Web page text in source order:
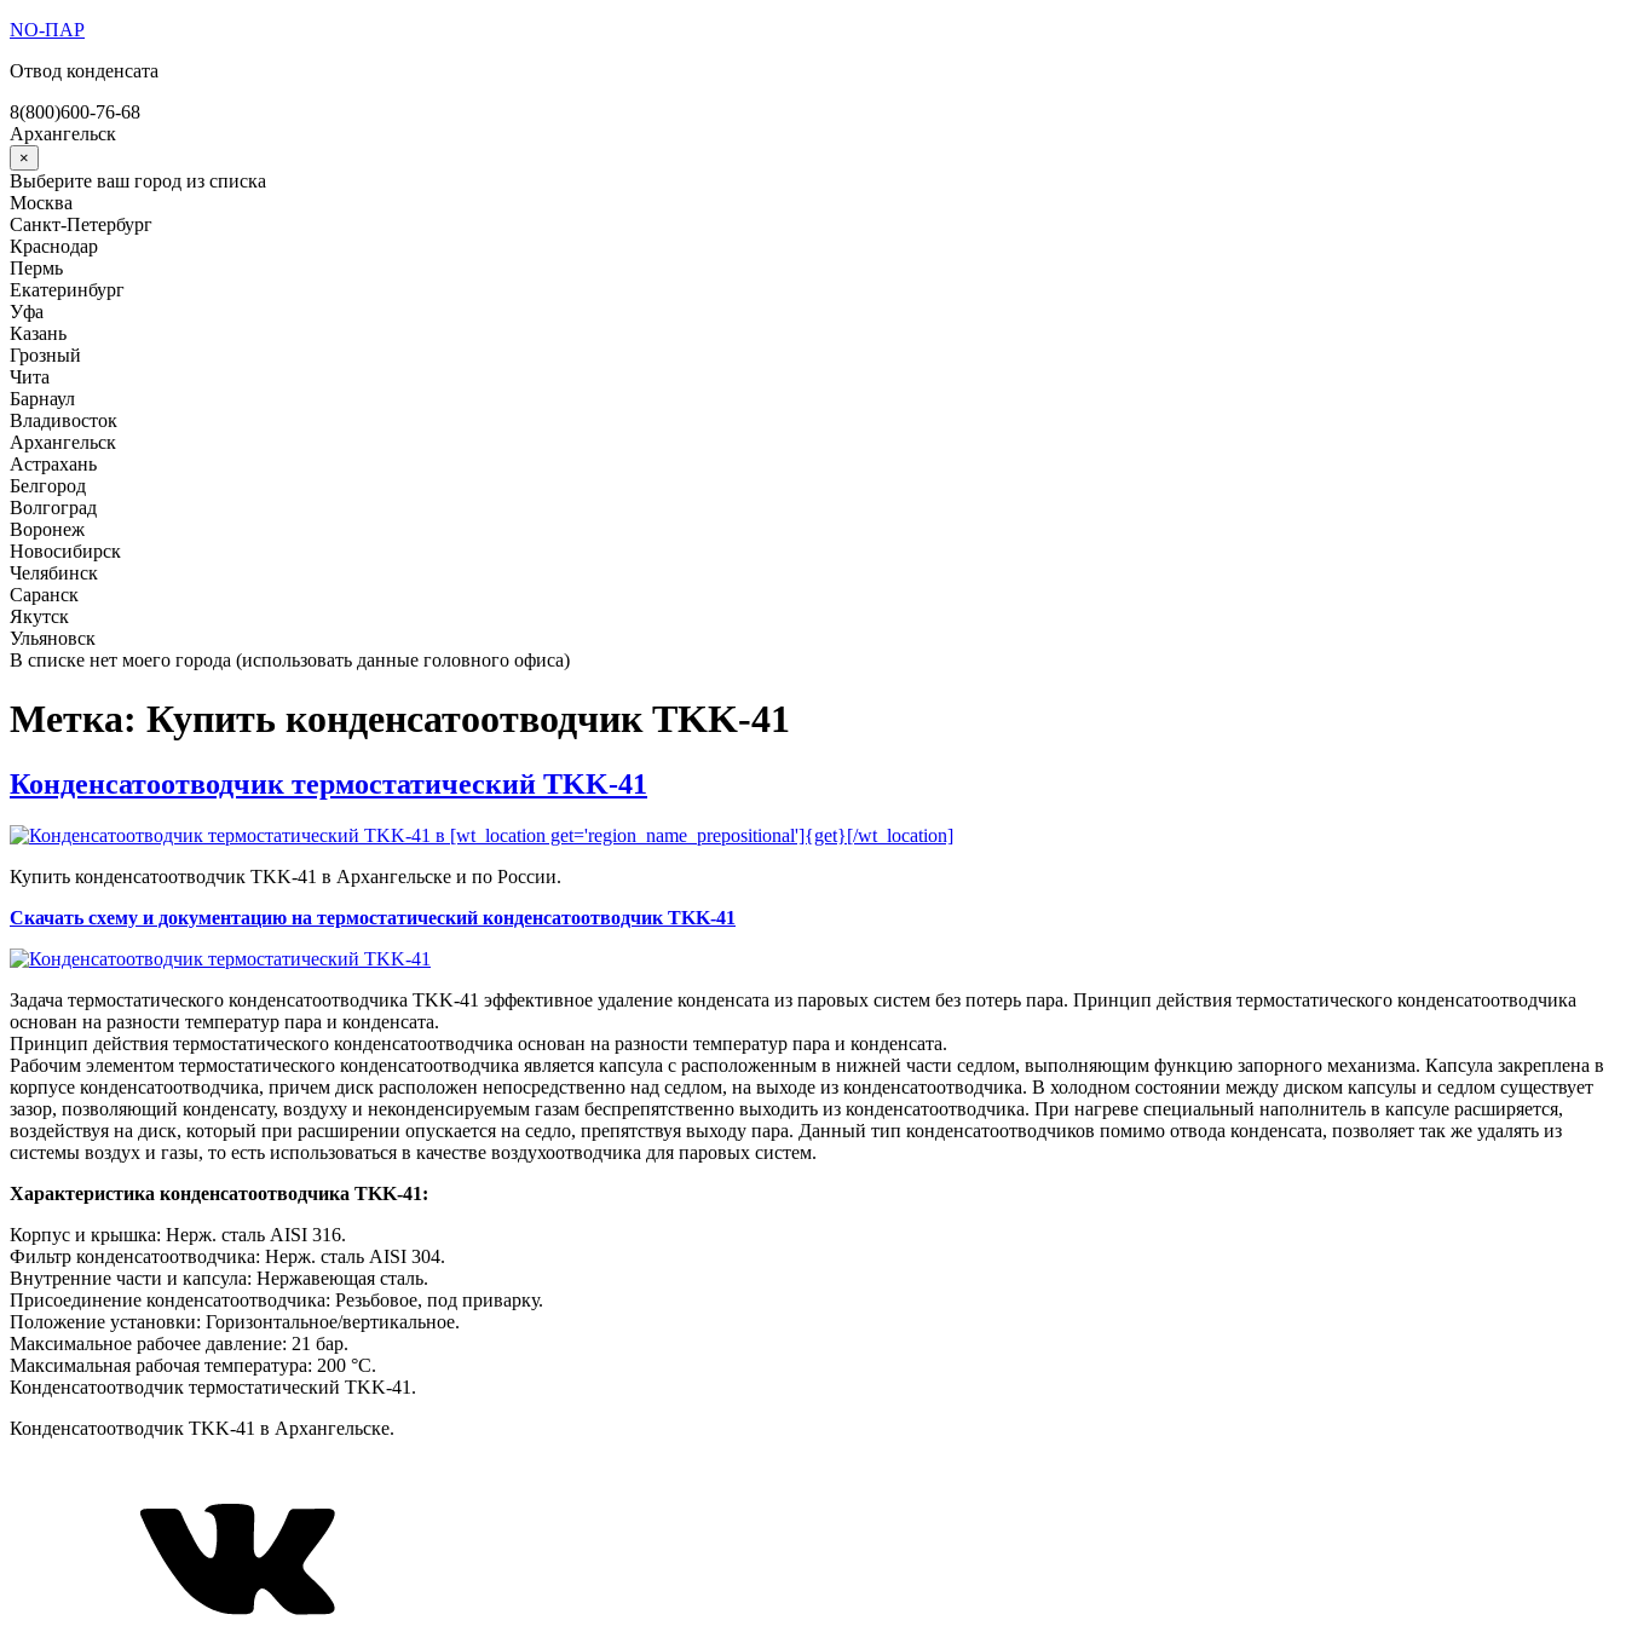
Перейти
содержимому
NO-ПАР
Отвод конденсата
8(800)600-76-68
Архангельск
×
Выберите ваш город из списка
Москва
Санкт-Петербург
Краснодар
Пермь
Екатеринбург
Уфа
Казань
Грозный
Чита
Барнаул
Владивосток
Архангельск
Астрахань
Белгород
Волгоград
Воронеж
Новосибирск
Челябинск
Саранск
Якутск
Ульяновск
В списке нет моего города (использовать данные головного офиса)
Метка: Купить конденсатоотводчик TKK-41
Опубликовано
Конденсатоотводчик термостатический TKK-41
Купить конденсатоотводчик TKK-41 в Архангельске и по России.
Скачать схему и документацию на термостатический конденсатоотводчик TKK-41
Задача термостатического конденсатоотводчика TKK-41 эффективное удаление конденсата из паровых систем без потерь пара. Принцип действия термостатического конденсатоотводчика
основан на разности температур пара и конденсата.
Принцип действия термостатического конденсатоотводчика основан на разности температур пара и конденсата.
Рабочим элементом термостатического конденсатоотводчика является капсула с расположенным в нижней части седлом, выполняющим функцию запорного механизма. Капсула закреплена в
корпусе конденсатоотводчика, причем диск расположен непосредственно над седлом, на выходе из конденсатоотводчика. В холодном состоянии между диском капсулы и седлом существует
зазор, позволяющий конденсату, воздуху и неконденсируемым газам беспрепятственно выходить из конденсатоотводчика. При нагреве специальный наполнитель в капсуле расширяется,
воздействуя на диск, который при расширении опускается на седло, препятствуя выходу пара. Данный тип конденсатоотводчиков помимо отвода конденсата, позволяет так же удалять из
системы воздух и газы, то есть использоваться в качестве воздухоотводчика для паровых систем.
Характеристика конденсатоотводчика TKK-41:
Корпус и крышка: Нерж. сталь AISI 316.
Фильтр конденсатоотводчика: Нерж. сталь AISI 304.
Внутренние части и капсула: Нержавеющая сталь.
Присоединение конденсатоотводчика: Резьбовое, под приварку.
Положение установки: Горизонтальное/вертикальное.
Максимальное рабочее давление: 21 бар.
Максимальная рабочая температура: 200 °C.
Конденсатоотводчик термостатический TKK-41.
Конденсатоотводчик TKK-41 в Архангельске.